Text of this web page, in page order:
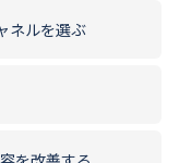
ネルを選ぶ